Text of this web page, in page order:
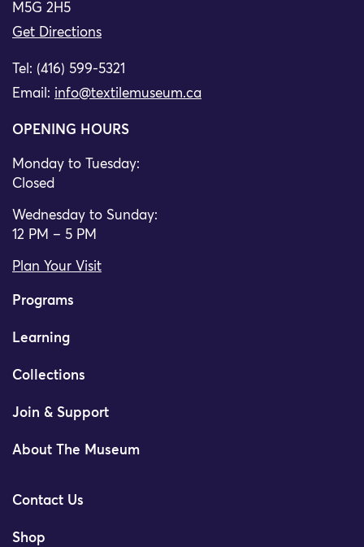
M5G 2H5
Get Directions
Tel: (416) 599-5321
Email: info@textilemuseum.ca
OPENING HOURS
Monday to Tuesday:
Closed
Wednesday to Sunday:
12 PM – 5 PM
Plan Your Visit
Programs
Learning
Collections
Join & Support
About The Museum
Contact Us
Shop